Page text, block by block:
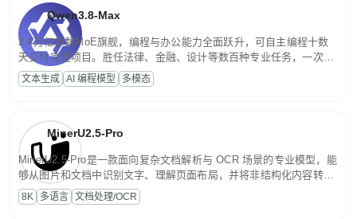
Qwen3.8-Max
2.4万亿参数MoE旗舰，编程与办公能力全面跃升，可自主编程十数
天交付完整项目。胜任法律、金融、设计等数百种专业任务，一次对
话端到端交付生产级成果。原生视觉理解贯穿规划、执行与验证全流
程，支持超长文档与长视频的深度语义解析。长程任务中自主规划与
文本生成 AI 编程模型 多模态
MinerU2.5-Pro
MinerU2.5-Pro是一款面向复杂文档解析与 OCR 场景的专业模型，能
够从图片和文档中识别文字、理解页面布局，并将非结构化内容转换
为便于存储、检索和二次处理的结构化结果。
8K 多语言 文档处理/OCR